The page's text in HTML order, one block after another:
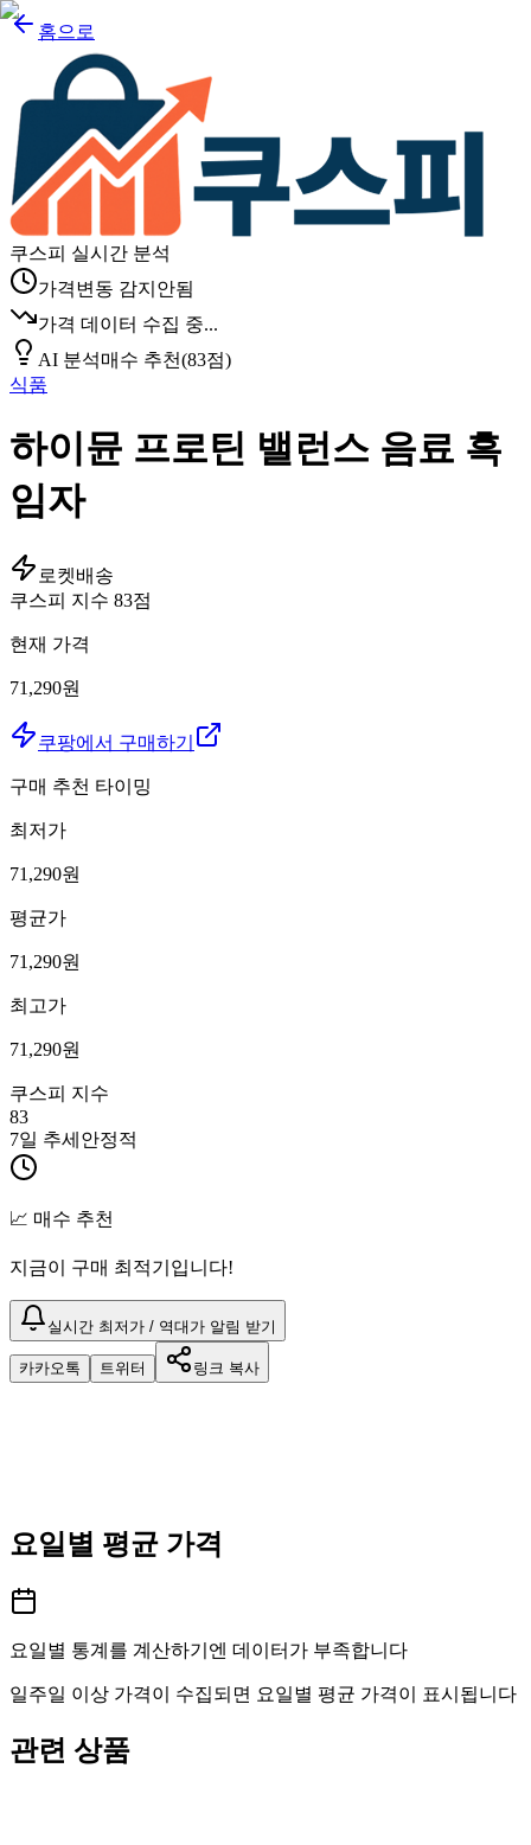
홈으로
쿠스피 실시간 분석
가격변동 감지안됨
가격 데이터 수집 중...
AI 분석매수 추천(83점)
식품
하이뮨 프로틴 밸런스 음료 흑
임자
로켓배송
쿠스피 지수 83점
현재 가격
71,290원
쿠팡에서 구매하기
구매 추천 타이밍
최저가
71,290원
평균가
71,290원
최고가
71,290원
쿠스피 지수
83
7일 추세 안정적
📈 매수 추천
지금이 구매 최적기입니다!
실시간 최저가 / 역대가 알림 받기
카카오톡 트위터 링크 복사
요일별 평균 가격
요일별 통계를 계산하기엔 데이터가 부족합니다
일주일 이상 가격이 수집되면 요일별 평균 가격이 표시됩니다
관련 상품